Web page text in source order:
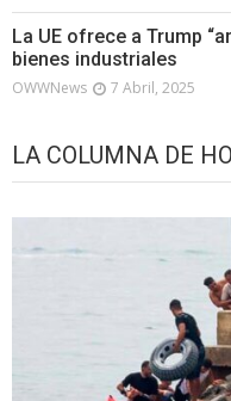
La UE ofrece a Trump
bienes industriales
OWWNews 7 Abril, 2025
LA COLUMNA DE